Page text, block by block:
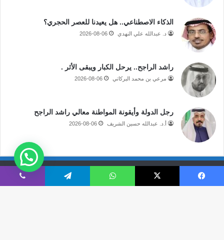
الذكاء الاصطناعي.. هل يعيدنا للعصر الحجري؟
د. عبدالله علي النهدي 2026-08-06
راشد الراجح.. يرحل الكبار ويبقى الأثر .
مرعي بن محمد البركاتي 2026-08-06
رجل الدولة وأيقونة المواطنة معالي راشد الراجح
أ.د. عبدالله حسين الشريف 2026-08-06
جميع الحقوق محفوظة لموقع صحيفة مكة الإلكترونية
فيسبوك ‫X واتساب تيلقرام ڤايبر